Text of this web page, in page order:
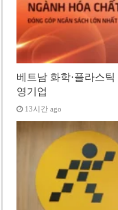
베트남 화학·플라스
영기업
13시간 ago